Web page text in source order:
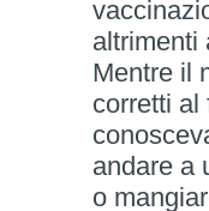
altrimenti
Mentre il
corretti al
andare a
o